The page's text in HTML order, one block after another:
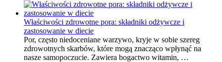
Właściwości zdrowotne pora: składniki odżywcze i
zastosowanie w diecie
Por, często niedoceniane warzywo, kryje w sobie szereg
zdrowotnych skarbów, które mogą znacząco wpłynąć na
nasze samopoczucie. Zawiera bogactwo witamin, …